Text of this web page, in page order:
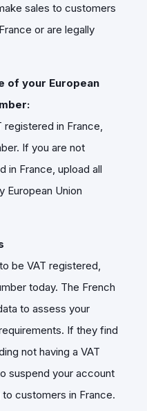
sales to customers
or are legally
of your European
registered in France,
If you are not
in France, upload all
European Union
be VAT registered,
today. The French
to assess your
If they find
not having a VAT
suspend your account
customers in France.